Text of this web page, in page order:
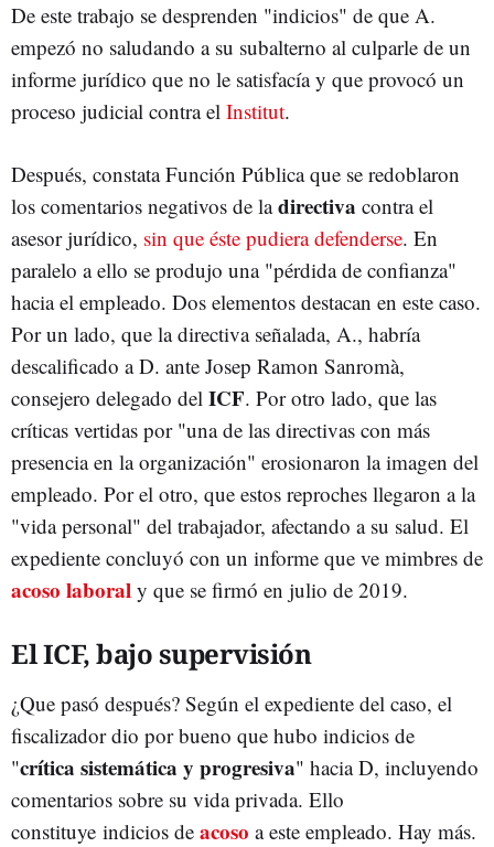
De este trabajo se desprenden "indicios" de que A.
empezó no saludando a su subalterno al culparle de un
informe jurídico que no le satisfacía y que provocó un
proceso judicial contra el Institut.
Después, constata Función Pública que se redoblaron
los comentarios negativos de ladirectiva contra el
asesor jurídico, sin que éste pudiera defenderse. En
paralelo a ello se produjo una "pérdida de confianza"
hacia el empleado. Dos elementos destacan en este caso.
Por un lado, que la directiva señalada, A., habría
descalificado a D. ante Josep Ramon Sanromà,
consejero delegado del ICF. Por otro lado, que las
críticas vertidas por "una de las directivas con más
presencia en la organización" erosionaron la imagen del
empleado. Por el otro, que estos reproches llegaron a la
"vida personal" del trabajador, afectando a su salud. El
expediente concluyó con un informe que ve mimbres de
acoso laboral y que se firmó en julio de 2019.
El ICF, bajo supervisión
¿Que pasó después? Según el expediente del caso, el
fiscalizador dio por bueno que hubo indicios de
"crítica sistemática y progresiva" hacia D, incluyendo
comentarios sobre su vida privada. Ello
constituye indicios de acoso a este empleado. Hay más.